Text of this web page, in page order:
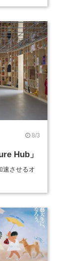
8/3
Hub」
速させるオ